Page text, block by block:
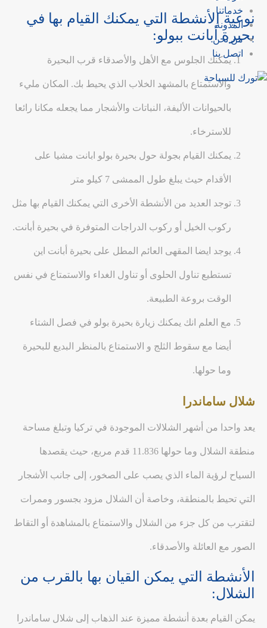
خدماتنا
المدونة
من نحن
اتصل بنا
نوعية الأنشطة التي يمكنك القيام بها في
بحيرة أبانت ببولو:
يمكنك الجلوس مع الأهل والأصدقاء قرب البحيرة
والاستمتاع بالمشهد الخلاب الذي يحيط بك. المكان مليء
بالحيوانات الأليفة، النباتات والأشجار مما يجعله مكانا رائعا
للاسترخاء.
يمكنك القيام بجولة حول بحيرة بولو ابانت مشيا على
الأقدام حيث يبلغ طول الممشى 7 كيلو متر
توجد العديد من الأنشطة الأخرى التي يمكنك القيام بها مثل
ركوب الخيل أو ركوب الدراجات المتوفرة في بحيرة أبانت.
يوجد ايضا المقهى العائم المطل على بحيرة أبانت اين
تستطيع تناول الحلوى أو تناول الغداء والاستمتاع في نفس
الوقت بروعة الطبيعة.
مع العلم انك يمكنك زيارة بحيرة بولو في فصل الشتاء
أيضا مع سقوط الثلج و الاستمتاع بالمنظر البديع للبحيرة
وما حولها.
شلال ساماندرا
يعد واحدا من أشهر الشلالات الموجودة في تركيا وتبلغ مساحة
منطقة الشلال وما حولها 11.836 قدم مربع، حيث يقصدها
السياح لرؤية الماء الذي يصب على الصخور، إلى جانب الأشجار
التي تحيط بالمنطقة، وخاصة أن الشلال مزود بجسور وممرات
لتقترب من كل جزء من الشلال والاستمتاع بالمشاهدة أو التقاط
الصور مع العائلة والأصدقاء.
الأنشطة التي يمكن القيان بها بالقرب من
الشلال:
يمكن القيام بعدة أنشطة مميزة عند الذهاب إلى شلال ساماندرا